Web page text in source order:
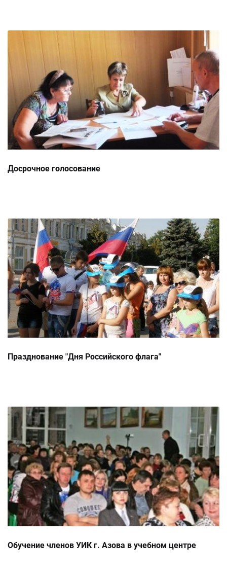
Досрочное голосование
Празднование "Дня Российского флага"
Обучение членов УИК г. Азова в учебном центре